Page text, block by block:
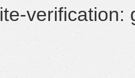
verification: